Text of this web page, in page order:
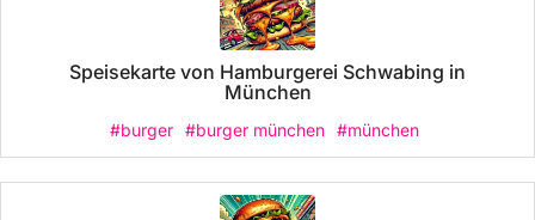
Speisekarte von Hamburgerei Schwabing in
München
#burger #burger münchen #münchen